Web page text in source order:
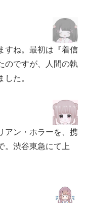
すね。最初は『着信
のですが、人間の執
た。
アン・ホラーを、携
。渋谷東急にて上